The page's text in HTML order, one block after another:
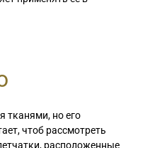
тканями, но его
чтоб рассмотреть
расположенные